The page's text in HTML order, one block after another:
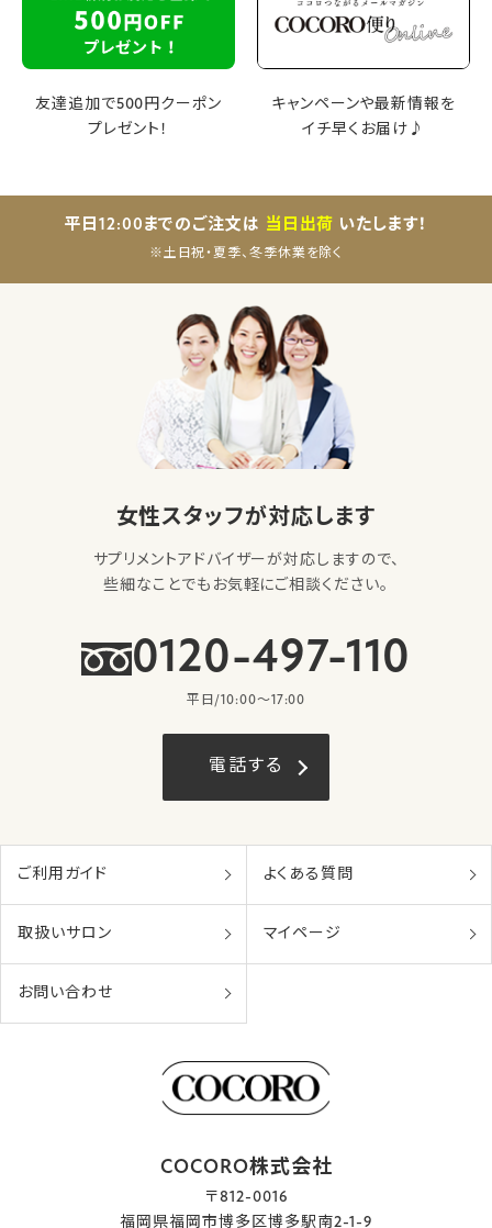
友達追加で500円クーポン
プレゼント！
キャンペーンや最新情報を
イチ早くお届け♪
平日12:00までのご注文は 当日出荷 いたします！
※土日祝・夏季、冬季休業を除く
女性スタッフが対応します
サプリメントアドバイザーが対応しますので、
些細なことでもお気軽にご相談ください。
0120-497-110
平日/10:00〜17:00
電話する
ご利用ガイド よくある質問
取扱いサロン マイページ
お問い合わせ
COCORO株式会社
〒812-0016
福岡県福岡市博多区博多駅南2-1-9